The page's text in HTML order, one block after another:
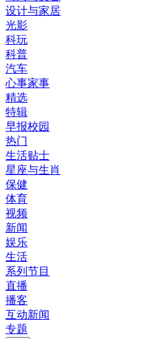
设计与家居
光影
科玩
科普
汽车
心事家事
精选
特辑
早报校园
热门
生活贴士
星座与生肖
保健
体育
视频
新闻
娱乐
生活
系列节目
直播
播客
互动新闻
专题